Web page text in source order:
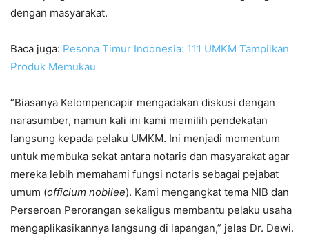
dengan masyarakat.
Baca juga: Pesona Timur Indonesia: 111 UMKM Tampilkan
Produk Memukau
“Biasanya Kelompencapir mengadakan diskusi dengan
narasumber, namun kali ini kami memilih pendekatan
langsung kepada pelaku UMKM. Ini menjadi momentum
untuk membuka sekat antara notaris dan masyarakat agar
mereka lebih memahami fungsi notaris sebagai pejabat
umum (officium nobilee). Kami mengangkat tema NIB dan
Perseroan Perorangan sekaligus membantu pelaku usaha
mengaplikasikannya langsung di lapangan,” jelas Dr. Dewi.